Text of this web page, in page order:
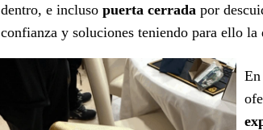
dentro, e incluso puerta cerrada por
confianza y soluciones teniendo para ello